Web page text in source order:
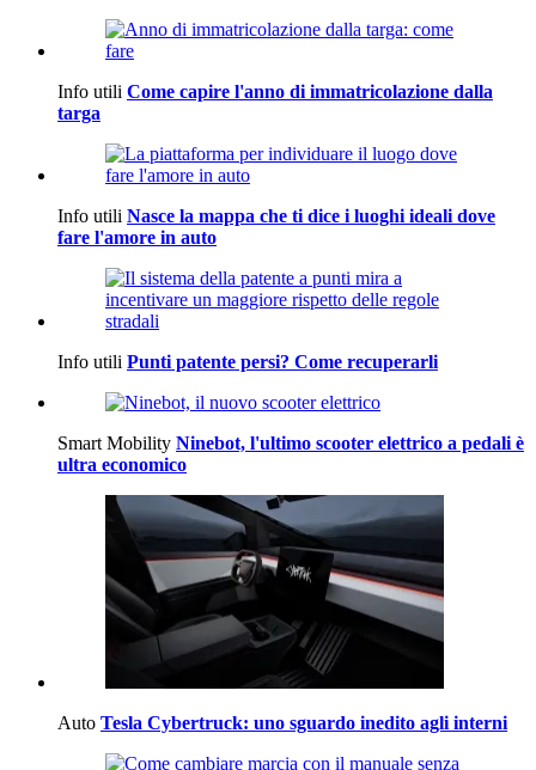
Info utili Come capire l'anno di immatricolazione dalla
targa
Info utili Nasce la mappa che ti dice i luoghi ideali dove
fare l'amore in auto
Info utili Punti patente persi? Come recuperarli
Smart Mobility Ninebot, l'ultimo scooter elettrico a pedali è
ultra economico
Auto Tesla Cybertruck: uno sguardo inedito agli interni